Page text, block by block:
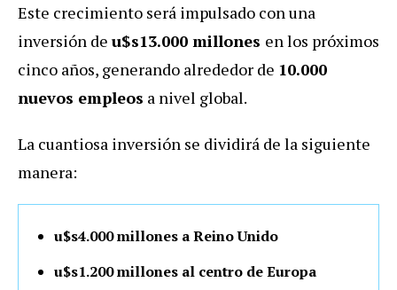
Este crecimiento será impulsado con una
inversión de u$s13.000 millones en los próximos
cinco años, generando alrededor de 10.000
nuevos empleos a nivel global.
La cuantiosa inversión se dividirá de la siguiente
manera:
u$s4.000 millones a Reino Unido
u$s1.200 millones al centro de Europa